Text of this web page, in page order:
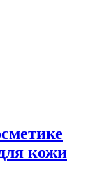
кожи